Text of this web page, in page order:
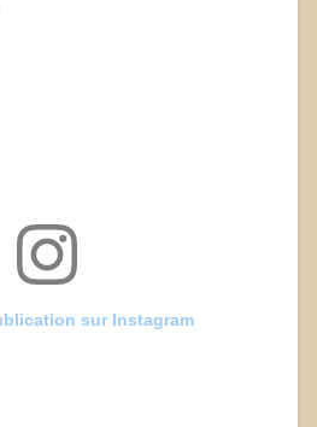
sur Instagram